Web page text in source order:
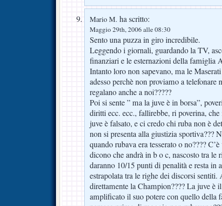
Mario M. ha scritto:
Maggio 29th, 2006 alle 08:30
Sento una puzza in giro incredibile.
Leggendo i giornali, guardando la TV,
finanziari e le esternazioni della famiglia
Intanto loro non sapevano, ma le
adesso perchè non proviamo a telefonare
regalano anche a noi?????
Poi si sente ” ma la juve è in borsa”,
diritti ecc. ecc., fallirebbe, ri poverina,
juve è falsato, e ci credo chi ruba non è
non si presenta alla giustizia sportiva???
quando rubava era tesserato o no????
dicono che andrà in b o c, nascosto tra
daranno 10/15 punti di penalità e resta in
estrapolata tra le righe dei discorsi
direttamente la Champion???? La juve è
amplificato il suo potere con quello